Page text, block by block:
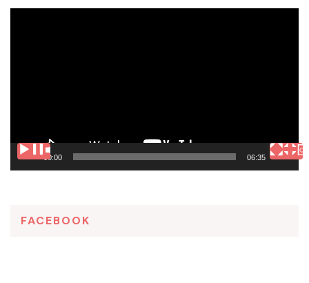
00:00 06:35
FACEBOOK